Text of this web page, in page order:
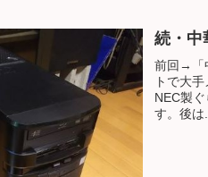
続・中
前回→「
トで大
NEC製
す。後は